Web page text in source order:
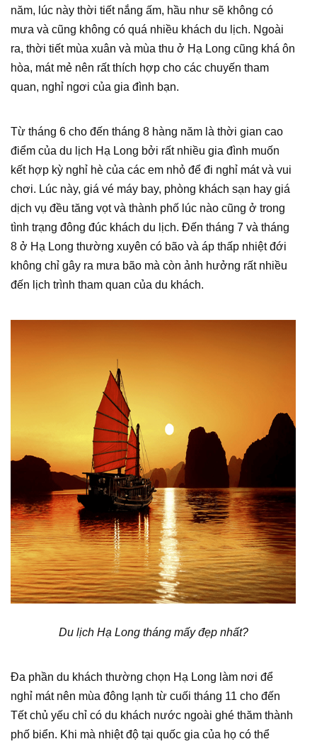
năm, lúc này thời tiết nắng ấm, hầu như sẽ không có
mưa và cũng không có quá nhiều khách du lịch. Ngoài
ra, thời tiết mùa xuân và mùa thu ở Hạ Long cũng khá ôn
hòa, mát mẻ nên rất thích hợp cho các chuyến tham
quan, nghỉ ngơi của gia đình bạn.
Từ tháng 6 cho đến tháng 8 hàng năm là thời gian cao
điểm của du lịch Hạ Long bởi rất nhiều gia đình muốn
kết hợp kỳ nghỉ hè của các em nhỏ để đi nghỉ mát và vui
chơi. Lúc này, giá vé máy bay, phòng khách sạn hay giá
dịch vụ đều tăng vọt và thành phố lúc nào cũng ở trong
tình trạng đông đúc khách du lịch. Đến tháng 7 và tháng
8 ở Hạ Long thường xuyên có bão và áp thấp nhiệt đới
không chỉ gây ra mưa bão mà còn ảnh hưởng rất nhiều
đến lịch trình tham quan của du khách.
Du lịch Hạ Long tháng mấy đẹp nhất?
Đa phần du khách thường chọn Hạ Long làm nơi để
nghỉ mát nên mùa đông lạnh từ cuối tháng 11 cho đến
Tết chủ yếu chỉ có du khách nước ngoài ghé thăm thành
phố biển. Khi mà nhiệt độ tại quốc gia của họ có thể